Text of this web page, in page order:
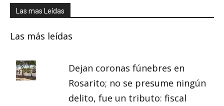
Las mas Leídas
Las más leídas
Dejan coronas fúnebres en
Rosarito; no se presume ningún
delito, fue un tributo: fiscal